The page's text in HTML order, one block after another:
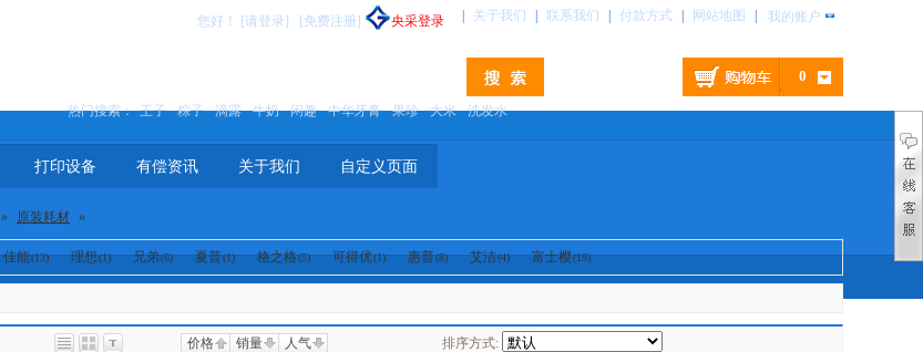
我的账户
关于我们 联系我们 付款方式 网站地图
您好 ！ [请登录] [免费注册] 央采登录
0
热门搜索： 王子 粽子 滴露 牛奶 闲趣 中华牙膏 果珍 大米 洗发水
打印设备 有偿资讯 关于我们 自定义页面
» 原装耗材 »
佳能(13) 理想(1) 兄弟(6) 夏普(1) 格之格(5) 可得优(1) 惠普(8) 艾洁(4) 富士樱(19)
价格 销量 人气 排序方式: